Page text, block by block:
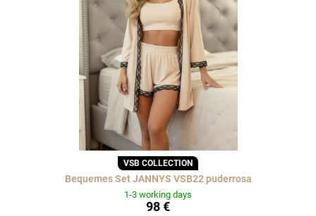
VSB COLLECTION
Bequemes Set JANNYS VSB22 puderrosa
1-3 working days
98 €